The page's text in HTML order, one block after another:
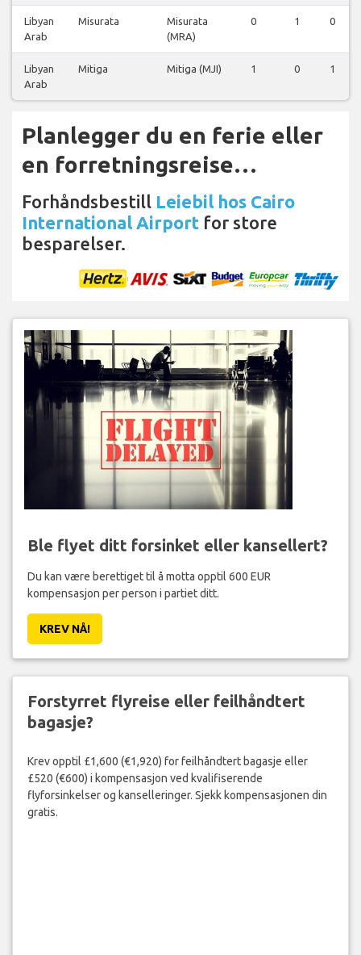
Libyan
Arab
Misurata
Misurata
(MRA)
0 1 0
Libyan
Arab
Mitiga Mitiga (MJI) 1 0 1
Planlegger du en ferie eller
en forretningsreise…
Forhåndsbestill Leiebil hos Cairo
International Airport for store
besparelser.
Ble flyet ditt forsinket eller kansellert?
Du kan være berettiget til å motta opptil 600 EUR
kompensasjon per person i partiet ditt.
KREV NÅ!
Forstyrret flyreise eller feilhåndtert
bagasje?
Krev opptil £1,600 (€1,920) for feilhåndtert bagasje eller
£520 (€600) i kompensasjon ved kvalifiserende
flyforsinkelser og kanselleringer. Sjekk kompensasjonen din
gratis.